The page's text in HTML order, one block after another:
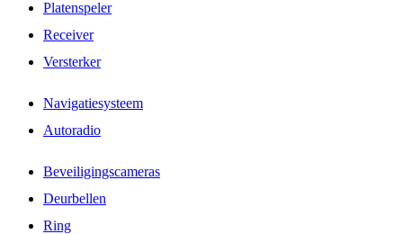
Platenspeler
Receiver
Versterker
Navigatiesysteem
Autoradio
Beveiligingscameras
Deurbellen
Ring